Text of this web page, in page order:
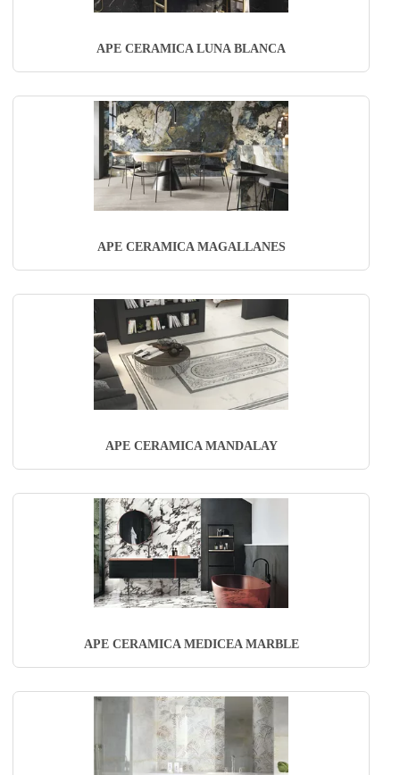
APE CERAMICA LUNA BLANCA
APE CERAMICA MAGALLANES
APE CERAMICA MANDALAY
APE CERAMICA MEDICEA MARBLE